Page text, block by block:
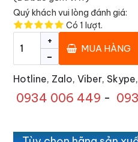
Quý khách vui lòng đánh giá:
Có 1 lượt.
-
+
MUA HÀNG
Hotline, Zalo, Viber, Skype,
0934 006 449 -